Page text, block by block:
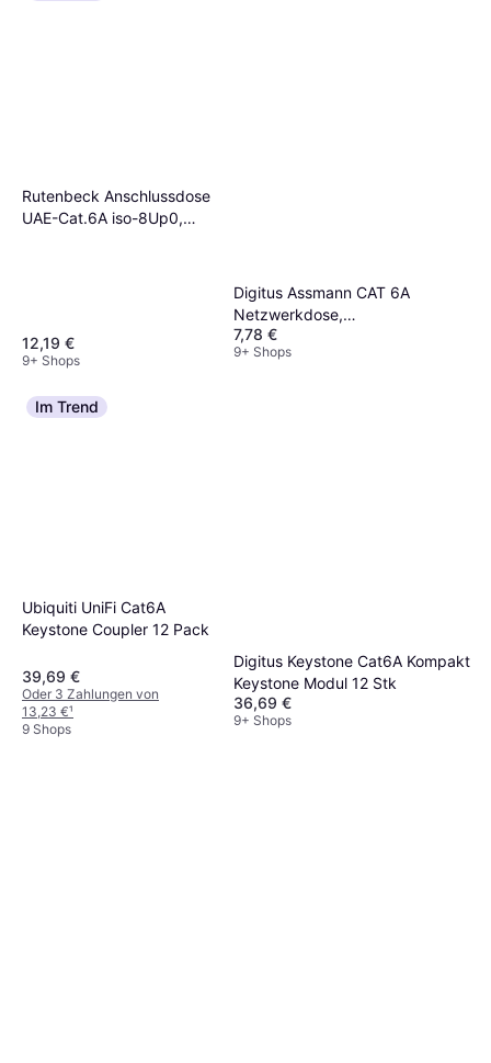
Rutenbeck Anschlussdose
UAE-Cat.6A iso-8Up0,
12,19 €
9+ Shops
Digitus Assmann CAT 6A
Netzwerkdose,
7,78 €
9+ Shops
Im Trend
Ubiquiti UniFi Cat6A
Keystone Coupler 12 Pack
39,69 €
Oder 3 Zahlungen von
13,23 €¹
9 Shops
Digitus Keystone Cat6A Kompakt
Keystone Modul 12 Stk
36,69 €
9+ Shops